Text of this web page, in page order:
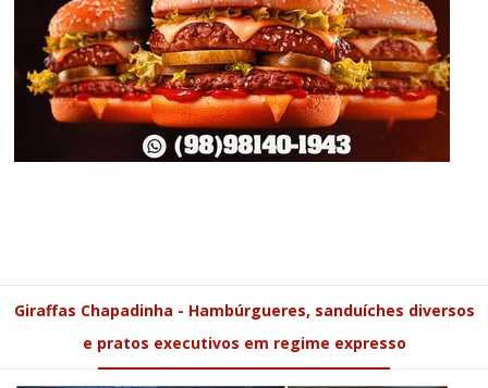
Giraffas Chapadinha - Hambúrgueres, sanduíches diversos
e pratos executivos em regime expresso